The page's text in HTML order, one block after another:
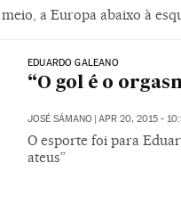
a Europa abaixo à
EDUARDO GALEANO
“O gol é o
JOSÉ SÁMANO | APR 20, 2015 -
O esporte foi para
ateus”